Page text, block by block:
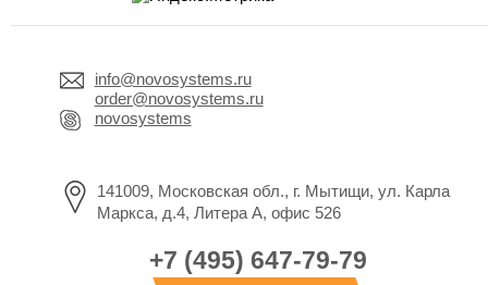
info@novosystems.ru
order@novosystems.ru
novosystems
141009, Московская обл., г. Мытищи, ул. Карла
Маркса, д.4, Литера А, офис 526
+7 (495) 647-79-79